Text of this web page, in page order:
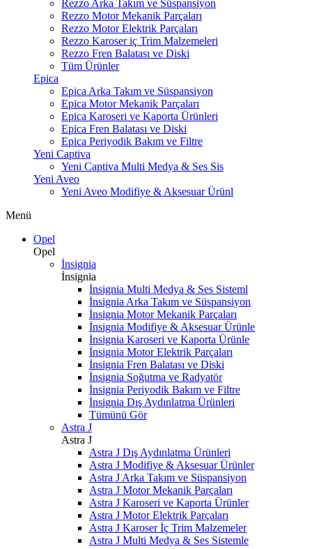
Rezzo Arka Takım ve Süspansiyon
Rezzo Motor Mekanik Parçaları
Rezzo Motor Elektrik Parçaları
Rezzo Karoser iç Trim Malzemeleri
Rezzo Fren Balatası ve Diski
Tüm Ürünler
Epica
Epica Arka Takım ve Süspansiyon
Epica Motor Mekanik Parçaları
Epica Karoseri ve Kaporta Ürünleri
Epica Fren Balatası ve Diski
Epica Periyodik Bakım ve Filtre
Yeni Captiva
Yeni Captiva Multi Medya & Ses Sis
Yeni Aveo
Yeni Aveo Modifiye & Aksesuar Ürünl
Menü
Opel
Opel
İnsignia
İnsignia
İnsignia Multi Medya & Ses Sisteml
İnsignia Arka Takım ve Süspansiyon
İnsignia Motor Mekanik Parçaları
İnsignia Modifiye & Aksesuar Ürünle
İnsignia Karoseri ve Kaporta Ürünle
İnsignia Motor Elektrik Parçaları
İnsignia Fren Balatası ve Diski
İnsignia Soğutma ve Radyatör
İnsignia Periyodik Bakım ve Filtre
İnsignia Dış Aydınlatma Ürünleri
Tümünü Gör
Astra J
Astra J
Astra J Dış Aydınlatma Ürünleri
Astra J Modifiye & Aksesuar Ürünler
Astra J Arka Takım ve Süspansiyon
Astra J Motor Mekanik Parçaları
Astra J Karoseri ve Kaporta Ürünler
Astra J Motor Elektrik Parçaları
Astra J Karoser İç Trim Malzemeler
Astra J Multi Medya & Ses Sistemle